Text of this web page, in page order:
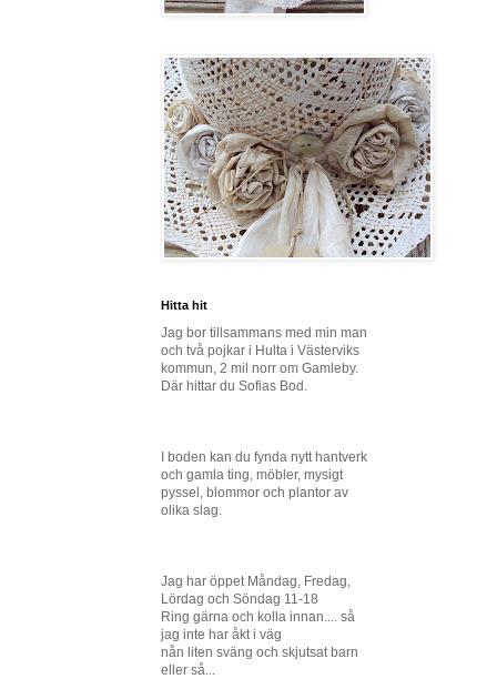
Hitta hit
Jag bor tillsammans med min man
och två pojkar i Hulta i Västerviks
kommun, 2 mil norr om Gamleby.
Där hittar du Sofias Bod.
I boden kan du fynda nytt hantverk
och gamla ting, möbler, mysigt
pyssel, blommor och plantor av
olika slag.
Jag har öppet Måndag, Fredag,
Lördag och Söndag 11-18
Ring gärna och kolla innan.... så
jag inte har åkt i väg
nån liten sväng och skjutsat barn
eller så...